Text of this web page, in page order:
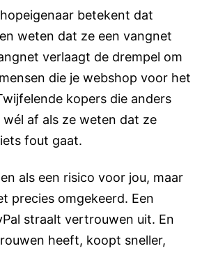
betekent dat
weten dat ze een vangnet
verlaagt de drempel om
die je webshop voor het
kopers die anders
af als ze weten dat ze
fout gaat.
als een risico voor jou, maar
precies omgekeerd. Een
straalt vertrouwen uit. En
heeft, koopt sneller,